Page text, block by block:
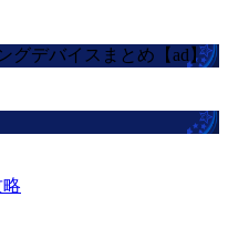
グデバイスまとめ【ad】